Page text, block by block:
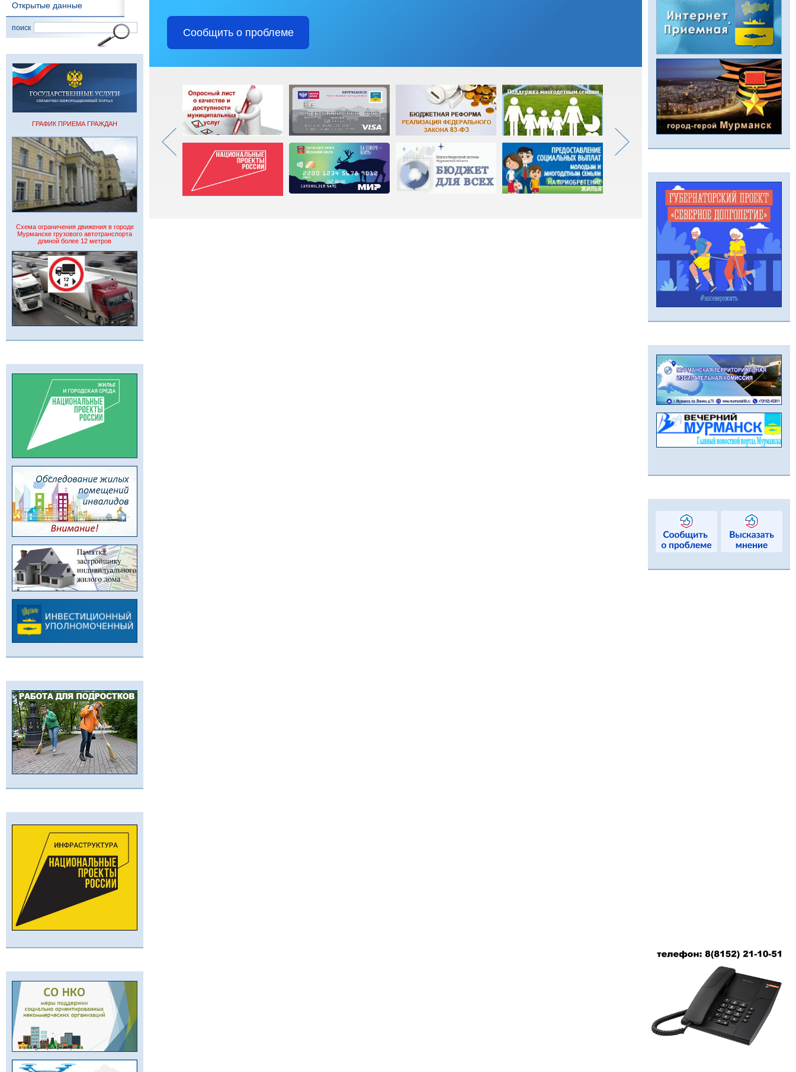
Открытые данные
поиск
ГРАФИК ПРИЕМА ГРАЖДАН
Схема ограничения движения в городе
Мурманске грузового автотранспорта
длиной более 12 метров
Сообщить о проблеме